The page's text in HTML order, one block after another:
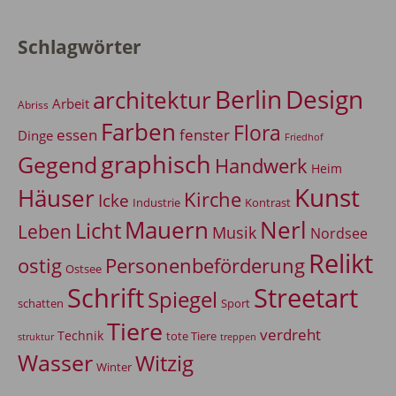
Schlagwörter
Abriss Arbeit architekturBerlin Design
Dinge essen Farben fenster Flora Friedhof
Gegendgraphisch Handwerk Heim
Häuser Icke Industrie Kirche Kontrast Kunst
Leben LichtMauern Musik Nerl Nordsee
ostig Ostsee Personenbeförderung Relikt
schatten SchriftSpiegel Sport Streetart
struktur Technik Tiere tote Tiere treppen verdreht
Wasser Winter Witzig